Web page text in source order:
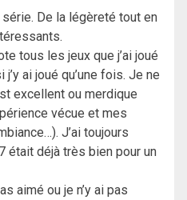
De la légèreté tout en
tous les jeux que j’ai joué
ai joué qu’une fois. Je ne
excellent ou merdique
vécue et mes
J’ai toujours
était déjà très bien pour un
aimé ou je n’y ai pas